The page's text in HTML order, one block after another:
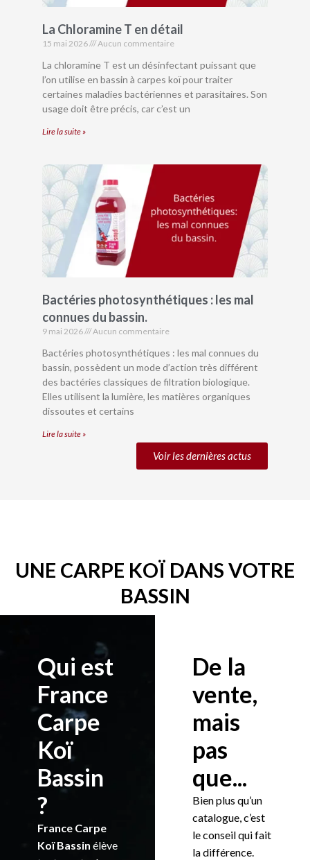
La Chloramine T en détail
15 mai 2026 Aucun commentaire
La chloramine T est un désinfectant puissant que
l’on utilise en bassin à carpes koï pour traiter
certaines maladies bactériennes et parasitaires. Son
usage doit être précis, car c’est un
Lire la suite »
Bactéries photosynthétiques : les mal
connues du bassin.
9 mai 2026 Aucun commentaire
Bactéries photosynthétiques : les mal connues du
bassin, possèdent un mode d’action très différent
des bactéries classiques de filtration biologique.
Elles utilisent la lumière, les matières organiques
dissoutes et certains
Lire la suite »
Voir les dernières actus
UNE CARPE KOÏ DANS VOTRE
BASSIN
Qui est
France
Carpe
Koï
Bassin
?
France Carpe
Koï Bassin élève
De la
vente,
mais
pas
que...
Bien plus qu’un
catalogue, c’est
le conseil qui fait
la différence.